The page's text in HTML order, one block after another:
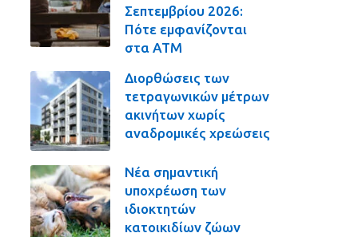
Σεπτεμβρίου 2026:
Πότε εμφανίζονται
στα ΑΤΜ
Διορθώσεις των
τετραγωνικών μέτρων
ακινήτων χωρίς
αναδρομικές χρεώσεις
Νέα σημαντική
υποχρέωση των
ιδιοκτητών
κατοικιδίων ζώων